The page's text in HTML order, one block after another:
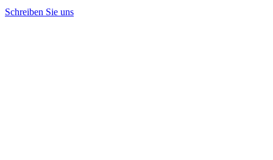
Schreiben Sie uns